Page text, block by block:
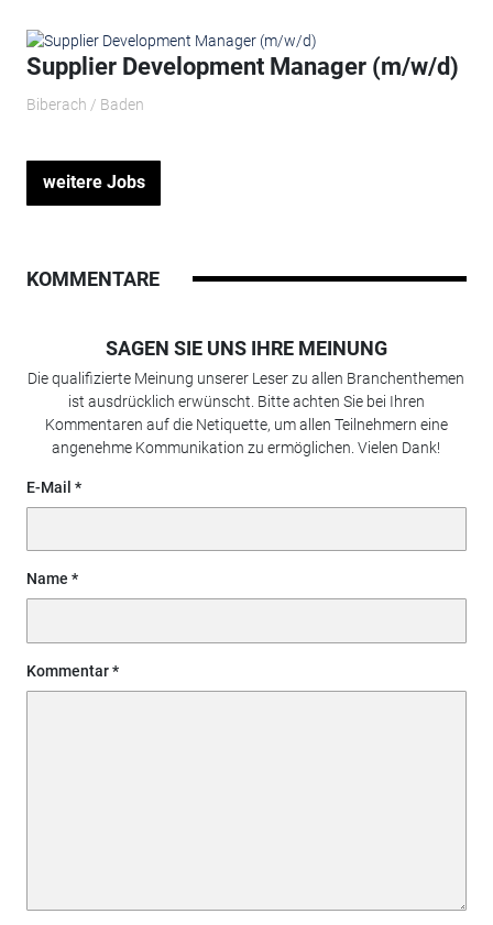
Supplier Development Manager (m/w/d)
Biberach / Baden
weitere Jobs
KOMMENTARE
SAGEN SIE UNS IHRE MEINUNG
Die qualifizierte Meinung unserer Leser zu allen Branchenthemen
ist ausdrücklich erwünscht. Bitte achten Sie bei Ihren
Kommentaren auf die Netiquette, um allen Teilnehmern eine
angenehme Kommunikation zu ermöglichen. Vielen Dank!
E-Mail
Name
Kommentar